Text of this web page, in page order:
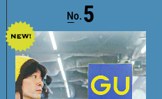
5